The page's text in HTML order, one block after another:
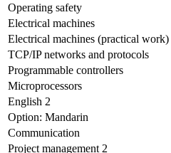
Operating safety
Electrical machines
Electrical machines (practical work)
TCP/IP networks and protocols
Programmable controllers
Microprocessors
English 2
Option: Mandarin
Communication
Project management 2